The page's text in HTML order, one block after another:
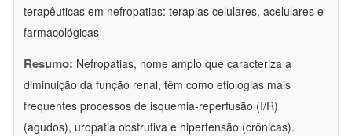
terapêuticas em nefropatias: terapias celulares, acelulares e
farmacológicas
Resumo: Nefropatias, nome amplo que caracteriza a
diminuição da função renal, têm como etiologias mais
frequentes processos de isquemia-reperfusão (I/R)
(agudos), uropatia obstrutiva e hipertensão (crônicas).